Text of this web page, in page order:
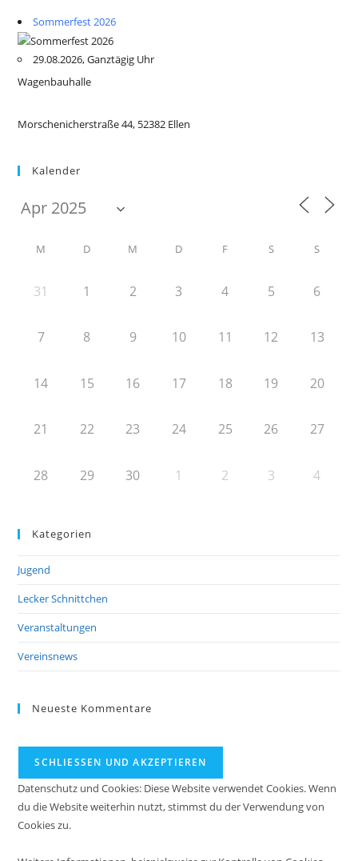
Sommerfest 2026
29.08.2026, Ganztägig Uhr
Wagenbauhalle
Morschenicherstraße 44, 52382 Ellen
Kalender
M D M D F S S
31 1 2 3 4 5 6
7 8 9 10 11 12 13
14 15 16 17 18 19 20
21 22 23 24 25 26 27
28 29 30 1 2 3 4
Kategorien
Jugend
Lecker Schnittchen
Veranstaltungen
Vereinsnews
Neueste Kommentare
Datenschutz und Cookies: Diese Website verwendet Cookies. Wenn
du die Website weiterhin nutzt, stimmst du der Verwendung von
Cookies zu.